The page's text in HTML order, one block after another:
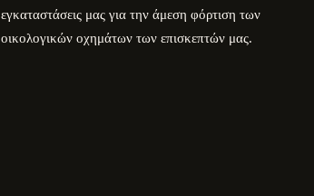
εγκαταστάσεις μας για την άμεση φόρτιση των
οικολογικών οχημάτων των επισκεπτών μας.